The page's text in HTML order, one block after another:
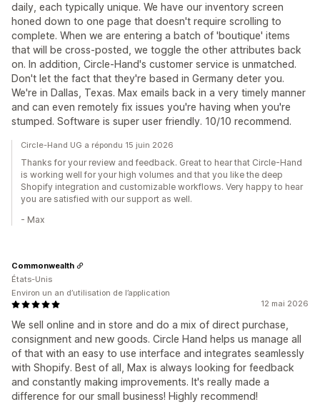
daily, each typically unique. We have our inventory screen
honed down to one page that doesn't require scrolling to
complete. When we are entering a batch of 'boutique' items
that will be cross-posted, we toggle the other attributes back
on. In addition, Circle-Hand's customer service is unmatched.
Don't let the fact that they're based in Germany deter you.
We're in Dallas, Texas. Max emails back in a very timely manner
and can even remotely fix issues you're having when you're
stumped. Software is super user friendly. 10/10 recommend.
Circle-Hand UG a répondu 15 juin 2026
Thanks for your review and feedback. Great to hear that Circle-Hand
is working well for your high volumes and that you like the deep
Shopify integration and customizable workflows. Very happy to hear
you are satisfied with our support as well.
- Max
12 mai 2026
We sell online and in store and do a mix of direct purchase,
consignment and new goods. Circle Hand helps us manage all
of that with an easy to use interface and integrates seamlessly
with Shopify. Best of all, Max is always looking for feedback
and constantly making improvements. It's really made a
difference for our small business! Highly recommend!
Commonwealth
États-Unis
Environ un an d’utilisation de l’application